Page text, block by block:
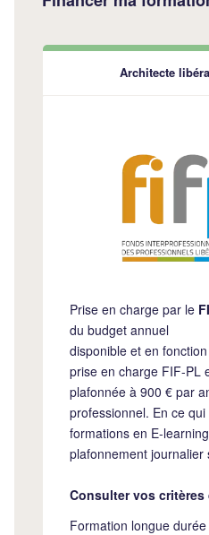
Architecte
Prise en charge par le
du budget annuel
disponible et en
prise en charge FIF-PL
plafonnée à 900 € par
professionnel. En ce
formations en E-
plafonnement journalier
Consulter vos critères
Formation longue